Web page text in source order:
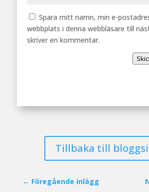
Spara mitt namn, min e-
webbplats i denna webbläsare till
skriver en kommentar.
Tillbaka till
← Föregående inlägg